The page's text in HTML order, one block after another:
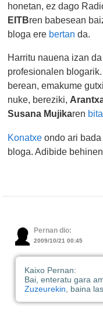
honetan, ez dago
EITBren babesean
bloga ere bertan da.
Harritu nauena izan
profesionalen
berean, emakume
nuke, bereziki,
Susana Mujikaren
Konatxe ondo ari
bloga. Adibide
Pernan dio:
2009/10/21 00:45
Kaixo Pernan:
Bai, enteratu gara
Zuzeurekin , baina